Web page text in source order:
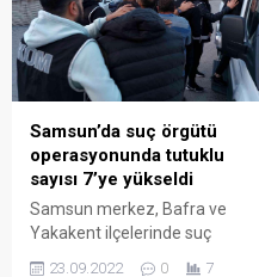
Samsun’da suç örgütü
operasyonunda tutuklu
sayısı 7’ye yükseldi
Samsun merkez, Bafra ve
Yakakent ilçelerinde suç
23.09.2022 0 7